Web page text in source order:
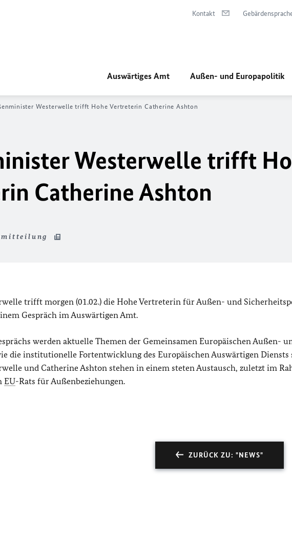
Kontakt
Auswärtiges Amt Außen- und Europapolitik
Westerwelle trifft Hohe Vertreterin Catherine Ashton
Westerwelle trifft
Catherine Ashton
trifft morgen (01.02.) die Hohe Vertreterin für Außen- und
Gespräch im Auswärtigen Amt.
werden aktuelle Themen der Gemeinsamen Europäischen Außen-
die institutionelle Fortentwicklung des Europäischen Auswärtigen Diensts
und Catherine Ashton stehen in einem steten Austausch, zuletzt im
EU-Rats für Außenbeziehungen.
ZURÜCK ZU: "NEWS"